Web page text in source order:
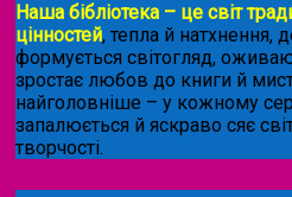
Наша бібліотека – це світ
цінностей, тепла й натхнення,
формується світогляд,
зростає любов до книги й
найголовніше – у кожному
запалюється й яскраво сяє
творчості.